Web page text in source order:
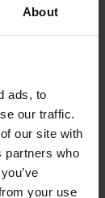
About
ads, to
our traffic.
our site with
partners who
your use